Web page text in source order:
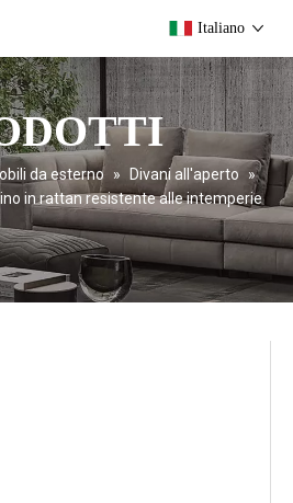
Italiano
da esterno » Divani all'aperto
»
in rattan resistente alle intemperie